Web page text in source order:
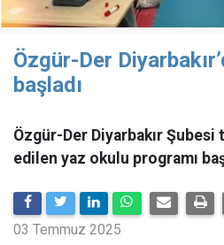
Özgür-Der
başladı
Özgür-Der Diyarbakır Şubesi
edilen yaz okulu programı
03 Temmuz 2025